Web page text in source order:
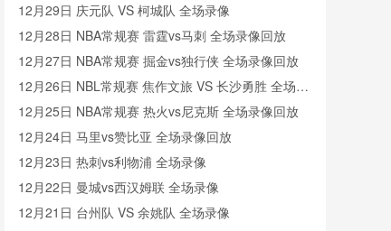
12月29日 庆元队 VS 柯城队 全场录像
12月28日 NBA常规赛 雷霆vs马刺 全场录像回放
12月27日 NBA常规赛 掘金vs独行侠 全场录像回放
12月26日 NBL常规赛 焦作文旅 VS 长沙勇胜 全场录
像
12月25日 NBA常规赛 热火vs尼克斯 全场录像回放
12月24日 马里vs赞比亚 全场录像回放
12月23日 热刺vs利物浦 全场录像
12月22日 曼城vs西汉姆联 全场录像
12月21日 台州队 VS 余姚队 全场录像